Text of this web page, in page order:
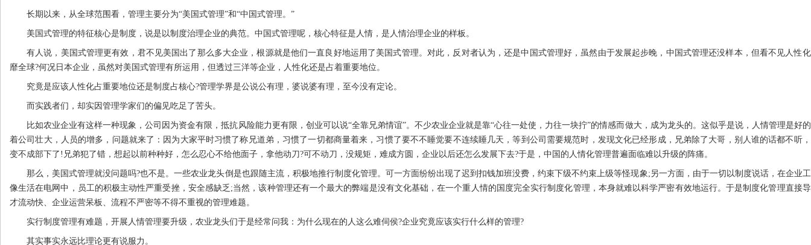
长期以来，从全球范围看，管理主要分为“美国式管理”和“中国式管理。”
美国式管理的特征核心是制度，说是以制度治理企业的典范。中国式管理呢，核心特征是人情，是人情治理企业的样板。
有人说，美国式管理更有效，君不见美国出了那么多大企业，根源就是他们一直良好地运用了美国式管理。对此，反对者认为，还是中国式管理好，虽然由于发展起步晚，中国式管理还没样本，但看不见人性
靡全球?何况日本企业，虽然对美国式管理有所运用，但透过三洋等企业，人性化还是占着重要地位。
究竟是应该人性化占重要地位还是制度占核心?管理学界是公说公有理，婆说婆有理，至今没有定论。
而实践者们，却实因管理学家们的偏见吃足了苦头。
比如农业企业有这样一种现象，公司因为资金有限，抵抗风险能力更有限，创业可以说“全靠兄弟情谊”。不少农业企业就是靠“心往一处使，力往一块拧”的情感而做大，成为龙头的。这似乎是说，人情管理是好
着公司壮大，人员的增多，问题就来了：因为大家平时习惯了称兄道弟，习惯了一切都商量着来，习惯了要不不睡觉要不连续睡几天，等到公司需要规范时，发现文化已经形成，兄弟除了大哥，别人谁的话都不听
变不成部下了!兄弟犯了错，想起以前种种好，怎么忍心不给他面子，拿他动刀?可不动刀，没规矩，难成方圆，企业以后还怎么发展下去?于是，中国的人情化管理普遍面临难以升级的阵痛。
那么，美国式管理就没问题吗?也不是。一些农业龙头倒是也跟随主流，积极地推行制度化管理。可一方面纷纷出现了迟到扣钱加班没费，约束下级不约束上级等怪现象;另一方面，由于一切以制度说话，在企业
像生活在电网中，员工的积极主动性严重受挫，安全感缺乏;当然，该种管理还有一个最大的弊端是没有文化基础，在一个重人情的国度完全实行制度化管理，本身就难以科学严密有效地运行。于是制度化管理直接
才流动快、企业运营呆板、流程不严密等不得不重视的管理难题。
实行制度管理有难题，开展人情管理要升级，农业龙头们于是经常问我：为什么现在的人这么难伺侯?企业究竟应该实行什么样的管理?
其实事实永远比理论更有说服力。